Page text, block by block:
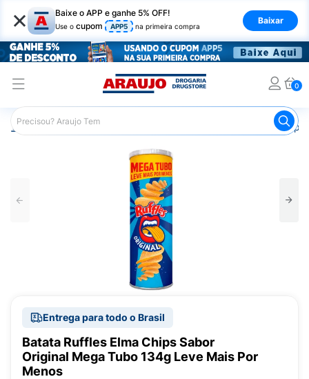
× Baixe o APP e ganhe 5% OFF!
Use o cupom APP5 na primeira compra
Baixar
0
Araujo Mercado Batata Chips
Entrega para todo o Brasil
Batata Ruffles Elma Chips Sabor
Original Mega Tubo 134g Leve Mais Por
Menos